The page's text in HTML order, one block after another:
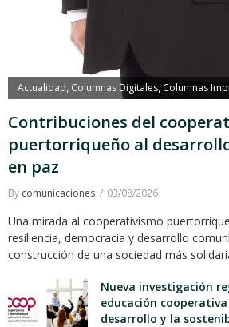
Actualidad Columnas Digitales, Columnas
Contribuciones del
puertorriqueño al
en paz
By comunicaciones 03/08/2026
Una mirada al cooperativismo
resiliencia, democracia y desarrollo
construcción de una sociedad más
Nueva investigación
educación
desarrollo y la